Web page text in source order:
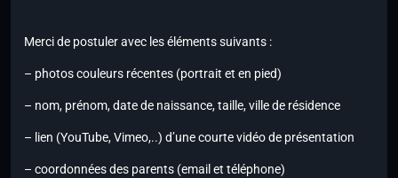
Merci de postuler avec les éléments suivants :
– photos couleurs récentes (portrait et en pied)
– nom, prénom, date de naissance, taille, ville de résidence
– lien (YouTube, Vimeo,..) d’une courte vidéo de présentation
– coordonnées des parents (email et téléphone)